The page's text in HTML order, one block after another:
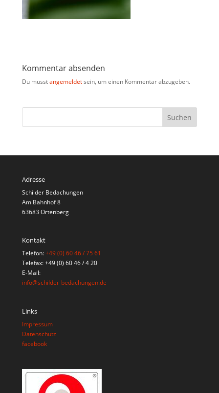
Kommentar absenden
Du musstangemeldetsein, um einen Kommentar abzugeben.
Adresse
Schilder Bedachungen
Am Bahnhof 8
63683 Ortenberg
Kontakt
Telefon:+49 (0) 60 46 / 75 61
Telefax: +49 (0) 60 46 / 4 20
E-Mail:
info@schilder-bedachungen.de
Links
Impressum
Datenschutz
facebook